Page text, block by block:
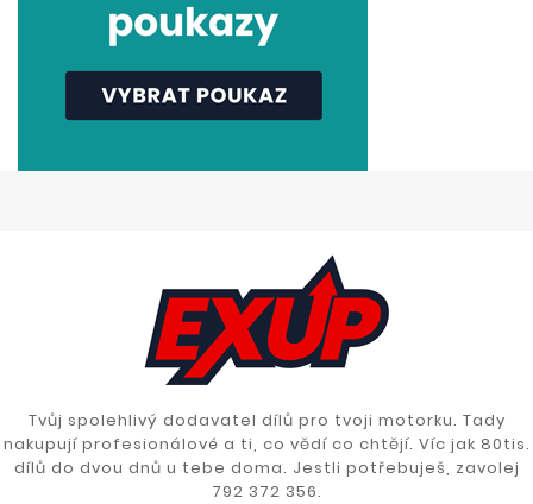
Tvůj spolehlivý dodavatel dílů pro tvoji motorku. Tady
nakupují profesionálové a ti, co vědí co chtějí. Víc jak 80tis.
dílů do dvou dnů u tebe doma. Jestli potřebuješ, zavolej
792 372 356.